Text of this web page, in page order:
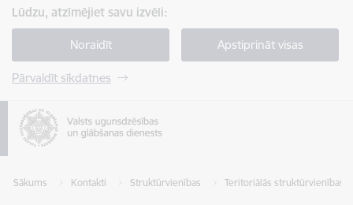
Lūdzu, atzīmējiet savu izvēli:
Noraidīt Apstiprināt visas
Pārvaldīt sīkdatnes
Sākums Kontakti Struktūrvienības Teritoriālās struktūrvienības